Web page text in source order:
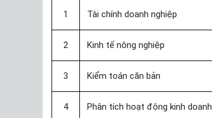
1 Tài chính doanh nghiệp
2 Kinh tế nông nghiệp
3 Kiểm toán căn bản
4 Phân tích hoạt động kinh doanh